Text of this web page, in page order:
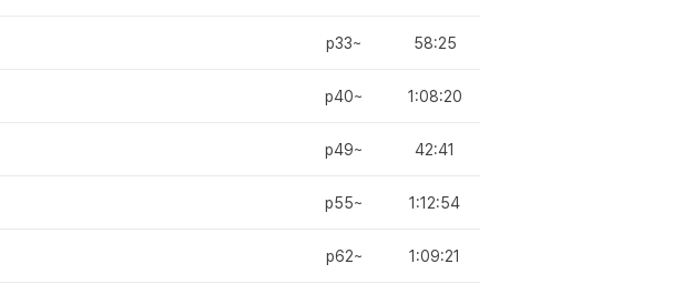
p33~ 58:25
p40~ 1:08:20
p49~ 42:41
p55~ 1:12:54
p62~ 1:09:21